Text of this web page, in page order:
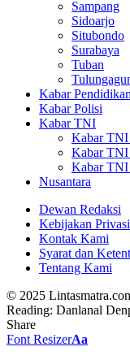
Sampang
Sidoarjo
Situbondo
Surabaya
Tuban
Kabar Pendidikan
Kabar Polisi
Kabar TNI
Kabar
Kabar
Kabar
Nusantara
Dewan Redaksi
Kebijakan Privasi
Kontak Kami
Syarat dan
Tentang Kami
© 2025
Reading: Danlanal
Share
Font ResizerAa